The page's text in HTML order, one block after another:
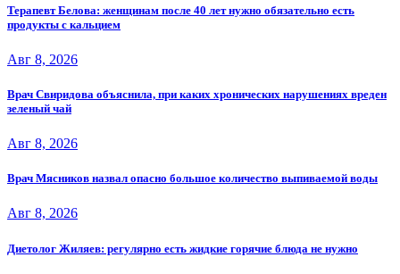
Терапевт Белова: женщинам после 40 лет нужно обязательно есть
продукты с кальцием
Авг 8, 2026
Врач Свиридова объяснила, при каких хронических нарушениях вреден
зеленый чай
Авг 8, 2026
Врач Мясников назвал опасно большое количество выпиваемой воды
Авг 8, 2026
Диетолог Жиляев: регулярно есть жидкие горячие блюда не нужно